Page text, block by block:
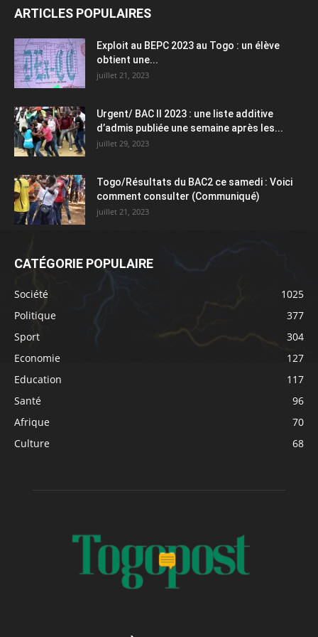
ARTICLES POPULAIRES
Exploit au BEPC 2023 au Togo : un élève
obtient une...
juillet 21, 2023
Urgent/ BAC II 2023 : une liste additive
d’admis publiée une semaine après les...
juillet 29, 2023
Togo/Résultats du BAC2 ce samedi : Voici
comment consulter (Communiqué)
juillet 21, 2023
CATÉGORIE POPULAIRE
Société
1025
Politique
377
Sport
304
Economie
127
Education
117
Santé
96
Afrique
70
Culture
68